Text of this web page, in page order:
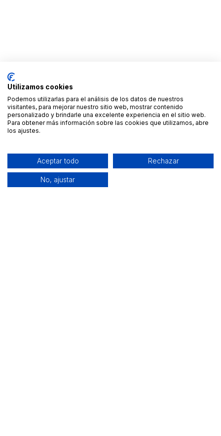
Utilizamos cookies
Podemos utilizarlas para el análisis de los datos de nuestros
visitantes, para mejorar nuestro sitio web, mostrar contenido
personalizado y brindarle una excelente experiencia en el sitio web.
Para obtener más información sobre las cookies que utilizamos, abre
los ajustes.
Aceptar todo Rechazar
No, ajustar